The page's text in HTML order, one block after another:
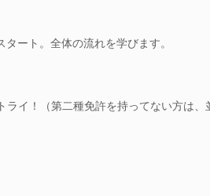
ート。全体の流れを学びます。
イ！（第二種免許を持ってない方は、